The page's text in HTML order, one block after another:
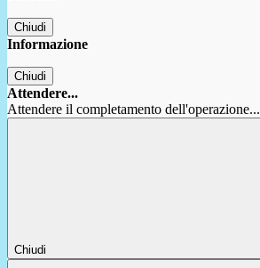
Chiudi
Informazione
Chiudi
Attendere...
Attendere il completamento dell'operazione...
Chiudi